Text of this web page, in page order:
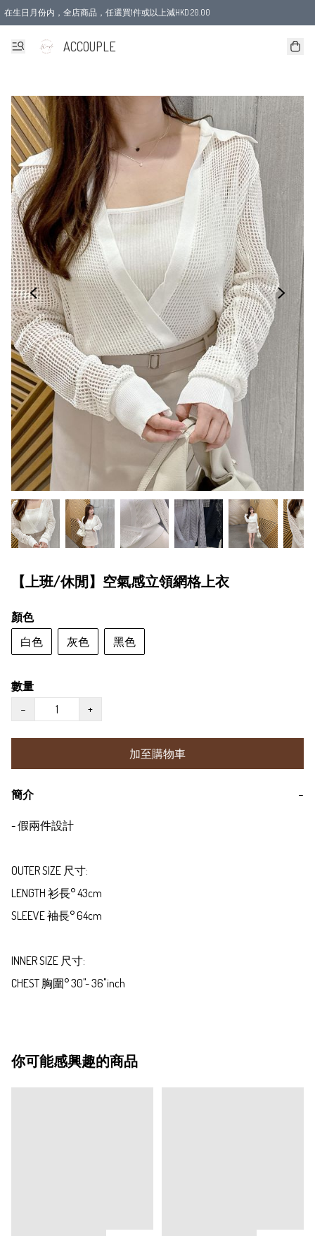
在生日月份内，全店商品，任選買1件或以上減HKD 20.00
ACCOUPLE
【上班/休閒】空氣感立領網格上衣
顏色
白色
灰色 黑色
數量
−
+
加至購物車
簡介 −
- 假兩件設計
OUTER SIZE 尺寸:
LENGTH 衫長° 43cm
SLEEVE 袖長° 64cm
INNER SIZE 尺寸:
CHEST 胸圍° 30"- 36"inch
你可能感興趣的商品